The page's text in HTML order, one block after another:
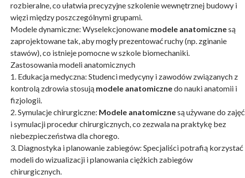
rozbieralne, co ułatwia precyzyjne szkolenie wewnętrznej budowy i
więzi między poszczególnymi grupami.
Modele dynamiczne: Wyselekcjonowane modele anatomicznesą
zaprojektowane tak, aby mogły prezentować ruchy (np. zginanie
stawów), co istnieje pomocne w szkole biomechaniki.
Zastosowania modeli anatomicznych
1. Edukacja medyczna: Studenci medycyny i zawodów związanych z
kontrolą zdrowia stosują modele anatomicznedo nauki anatomii i
fizjologii.
2. Symulacje chirurgiczne: Modele anatomicznesą używane do zajęć
i symulacji procedur chirurgicznych, co zezwala na praktykę bez
niebezpieczeństwa dla chorego.
3. Diagnostyka i planowanie zabiegów: Specjaliści potrafią korzystać
modeli do wizualizacji i planowania ciężkich zabiegów
chirurgicznych.